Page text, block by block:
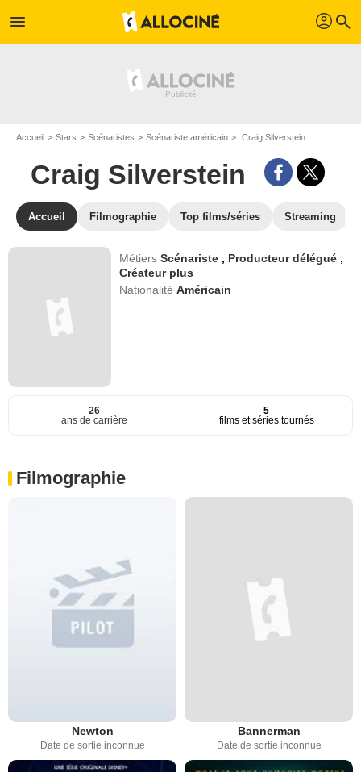
menu profil search
Accueil Stars Scénaristes Scénariste américain Craig Silverstein
Craig Silverstein
Accueil Filmographie Top films/séries Streaming
MétiersScénariste , Producteur délégué ,
Créateur plus
NationalitéAméricain
26
ans de carrière
5
films et séries tournés
Filmographie
Newton
Date de sortie inconnue
Bannerman
Date de sortie inconnue